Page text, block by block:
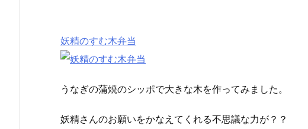
妖精のすむ木弁当
うなぎの蒲焼のシッポで大きな木を作ってみました。
妖精さんのお願いをかなえてくれる不思議な力が？？